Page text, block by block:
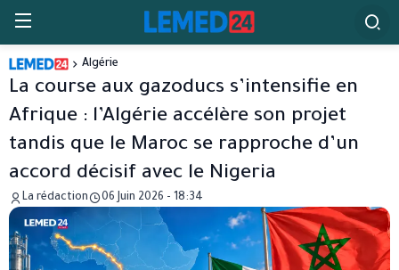
Algérie
La course aux gazoducs s’intensifie en
Afrique : l’Algérie accélère son projet
tandis que le Maroc se rapproche d’un
accord décisif avec le Nigeria
La rédaction 06 Juin 2026 - 18:34